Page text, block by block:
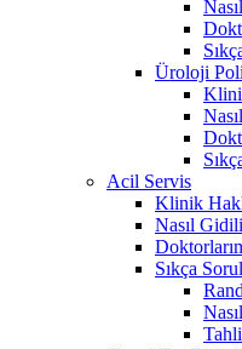
Üroloji
Acil Servis
Klinik
Nasıl
Sıkça